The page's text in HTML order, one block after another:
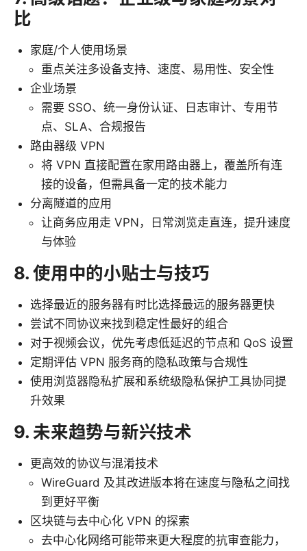
比
家庭/个人使用场景
重点关注多设备支持、速度、易用性、安全性
企业场景
需要 SSO、统一身份认证、日志审计、专用节
点、SLA、合规报告
路由器级 VPN
将 VPN 直接配置在家用路由器上，覆盖所有连
接的设备，但需具备一定的技术能力
分离隧道的应用
让商务应用走 VPN，日常浏览走直连，提升速度
与体验
8. 使用中的小贴士与技巧
选择最近的服务器有时比选择最远的服务器更快
尝试不同协议来找到稳定性最好的组合
对于视频会议，优先考虑低延迟的节点和 QoS 设置
定期评估 VPN 服务商的隐私政策与合规性
使用浏览器隐私扩展和系统级隐私保护工具协同提
升效果
9. 未来趋势与新兴技术
更高效的协议与混淆技术
WireGuard 及其改进版本将在速度与隐私之间找
到更好平衡
区块链与去中心化 VPN 的探索
去中心化网络可能带来更大程度的抗审查能力，